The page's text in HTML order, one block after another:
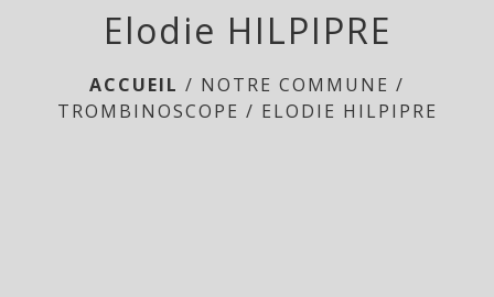
Elodie HILPIPRE
ACCUEIL / NOTRE COMMUNE /
TROMBINOSCOPE / ELODIE HILPIPRE